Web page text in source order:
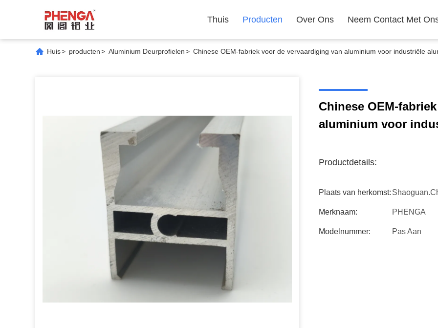
Thuis Producten Over Ons Neem Contact Met
Huis> producten> Aluminium Deurprofielen> Chinese OEM-fabriek voor de vervaardiging van aluminium voor industriële
Chinese OEM-
aluminium voor
Productdetails:
Plaats van herkomst:
Merknaam: PHENGA
Modelnummer: Pas Aan